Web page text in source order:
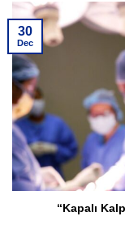
“Kapalı
30
Dec